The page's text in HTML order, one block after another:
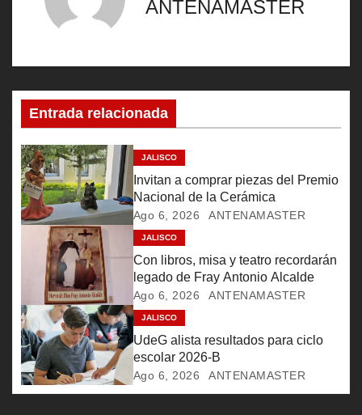
c
i
ó
n
d
n
t
r
ANTENAMASTER
Entrada relacionada
JALISCO
Invitan a comprar piezas del Premio
Nacional de la Cerámica
Ago 6, 2026 ANTENAMASTER
JALISCO
Con libros, misa y teatro recordarán
legado de Fray Antonio Alcalde
Ago 6, 2026 ANTENAMASTER
JALISCO
UdeG alista resultados para ciclo
escolar 2026-B
Ago 6, 2026 ANTENAMASTER